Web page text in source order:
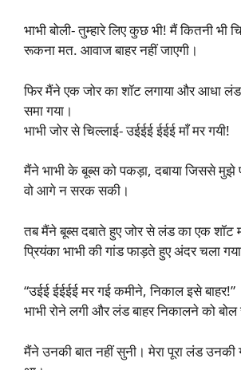
भाभी बोली- तुम्हारे लिए कुछ भी! मैं कितनी भी
रूकना मत. आवाज बाहर नहीं जाएगी।
फिर मैंने एक जोर का शॉट लगाया और आधा लंड
समा गया।
भाभी जोर से चिल्लाई- उईईई ईईई माँ मर गयी!
मैंने भाभी के बूब्स को पकड़ा, दबाया जिससे
वो आगे न सरक सकी।
तब मैंने बूब्स दबाते हुए जोर से लंड का एक शॉट
प्रियंका भाभी की गांड फाड़ते हुए अंदर चला
“उईई ईईईई मर गई कमीने, निकाल इसे बाहर!”
भाभी रोने लगी और लंड बाहर निकालने को बोल
मैंने उनकी बात नहीं सुनी। मेरा पूरा लंड उनकी